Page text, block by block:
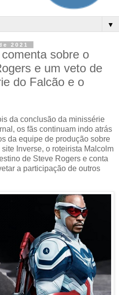
▼
2021
sobre o
e um veto de
do Falcão e o
da conclusão da minissérie
os fãs continuam indo atrás
da equipe de produção sobre
Inverse, o roteirista Malcolm
de Steve Rogers e conta
a participação de outros